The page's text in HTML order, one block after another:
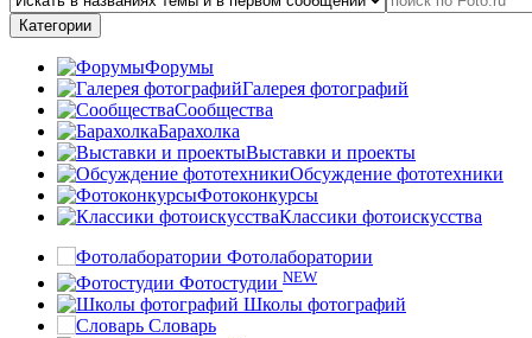
Категории
Форумы
Галерея фотографий
Сообщества
Барахолка
Выставки и проекты
Обсуждение фототехники
Фотоконкурсы
Классики фотоискусства
Фотолаборатории
Фотостудии NEW
Школы фотографий
Словарь